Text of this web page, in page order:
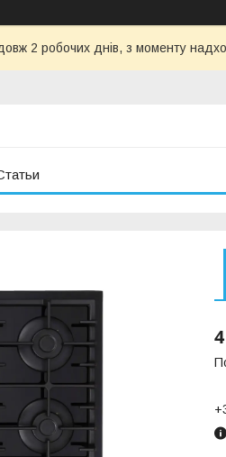
2 робочих днів, з моменту